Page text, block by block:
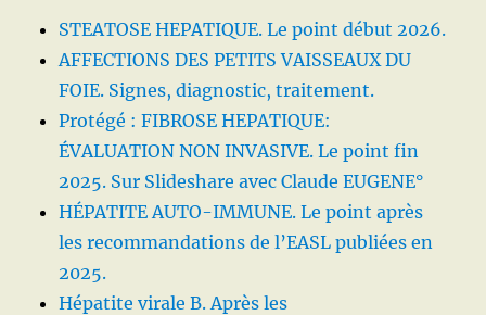
STEATOSE HEPATIQUE. Le point début 2026.
AFFECTIONS DES PETITS VAISSEAUX DU
FOIE. Signes, diagnostic, traitement.
Protégé : FIBROSE HEPATIQUE:
ÉVALUATION NON INVASIVE. Le point fin
2025. Sur Slideshare avec Claude EUGENE°
HÉPATITE AUTO-IMMUNE. Le point après
les recommandations de l’EASL publiées en
2025.
Hépatite virale B. Après les